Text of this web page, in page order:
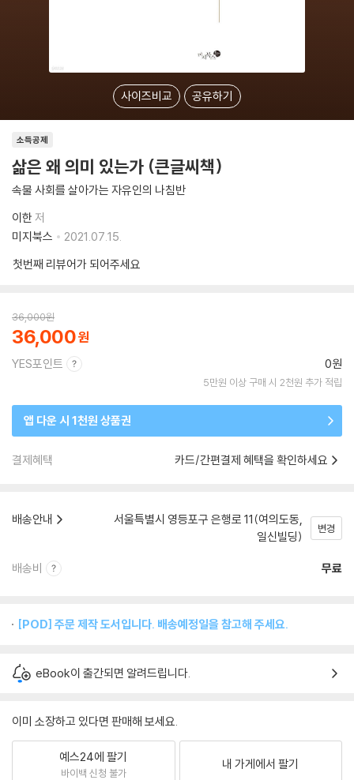
사이즈비교 공유하기
소득공제
삶은 왜 의미 있는가 (큰글씨책)
속물 사회를 살아가는 자유인의 나침반
이한 저
미지북스
2021.07.15.
첫번째 리뷰어가 되어주세요
36,000원
36,000
YES포인트 0원
5만원 이상 구매 시 2천원 추가 적립
앱 다운 시 1천원 상품권
결제혜택 카드/간편결제 혜택을 확인하세요
배송안내
서울특별시 영등포구 은행로 11(여의도동,
일신빌딩)
변경
배송비 무료
[POD] 주문 제작 도서입니다. 배송예정일을 참고해 주세요.
eBook이 출간되면 알려드립니다.
이미 소장하고 있다면 판매해 보세요.
예스24에 팔기
바이백 신청 불가
내 가게에서 팔기